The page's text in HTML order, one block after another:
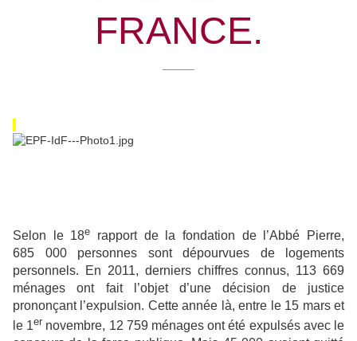
FRANCE.
Selon le 18e rapport de la fondation de l’Abbé Pierre,
685 000 personnes sont dépourvues de logements
personnels. En 2011, derniers chiffres connus, 113 669
ménages ont fait l’objet d’une décision de justice
prononçant l’expulsion. Cette année là, entre le 15 mars et
le 1er novembre, 12 759 ménages ont été expulsés avec le